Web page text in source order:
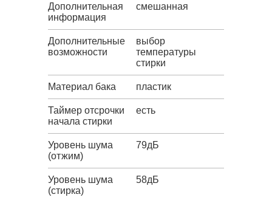
Дополнительная
информация
смешанная
Дополнительные
возможности
выбор
температуры
стирки
Материал бака пластик
Таймер отсрочки
начала стирки
есть
Уровень шума
(отжим)
79дБ
Уровень шума
(стирка)
58дБ